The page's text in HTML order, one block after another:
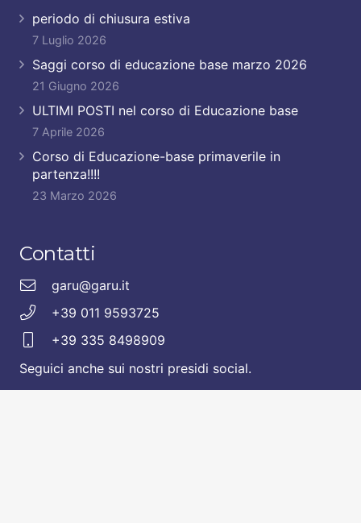
periodo di chiusura estiva
7 Luglio 2026
Saggi corso di educazione base marzo 2026
21 Giugno 2026
ULTIMI POSTI nel corso di Educazione base
7 Aprile 2026
Corso di Educazione-base primaverile in
partenza!!!!
23 Marzo 2026
Contatti
garu@garu.it
+39 011 9593725
+39 335 8498909
Seguici anche sui nostri presidi social.